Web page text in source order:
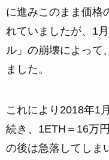
に進みこのまま価格
れていましたが、1
ル」の崩壊によって
ました。
これにより2018年1
続き、1ETH＝16万
の後は急落してしま